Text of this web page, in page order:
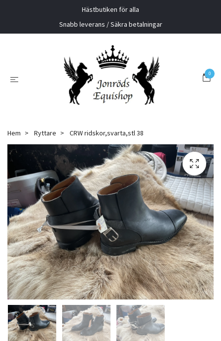
Hästbutiken för alla
Snabb leverans / Säkra betalningar
0
Hem Ryttare CRW ridskor,svarta,stl 38